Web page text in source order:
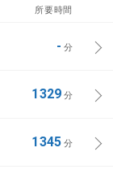
所要時間
- 分
1329分
1345分